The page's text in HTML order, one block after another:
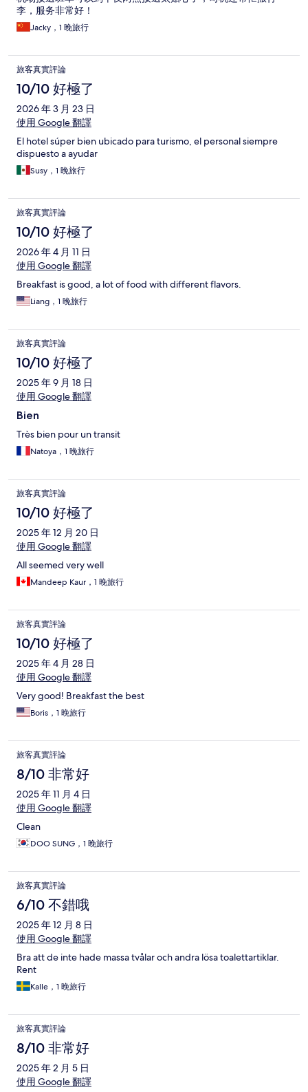
李，服务非常好！
Jacky，1 晚旅行
旅客真實評論
10/10 好極了
2026 年 3 月 23 日
使用 Google 翻譯
El hotel súper bien ubicado para turismo, el personal siempre
dispuesto a ayudar
Susy，1 晚旅行
旅客真實評論
10/10 好極了
2026 年 4 月 11 日
使用 Google 翻譯
Breakfast is good, a lot of food with different flavors.
Liang，1 晚旅行
旅客真實評論
10/10 好極了
2025 年 9 月 18 日
使用 Google 翻譯
Bien
Très bien pour un transit
Natoya，1 晚旅行
旅客真實評論
10/10 好極了
2025 年 12 月 20 日
使用 Google 翻譯
All seemed very well
Mandeep Kaur，1 晚旅行
旅客真實評論
10/10 好極了
2025 年 4 月 28 日
使用 Google 翻譯
Very good! Breakfast the best
Boris，1 晚旅行
旅客真實評論
8/10 非常好
2025 年 11 月 4 日
使用 Google 翻譯
Clean
DOO SUNG，1 晚旅行
旅客真實評論
6/10 不錯哦
2025 年 12 月 8 日
使用 Google 翻譯
Bra att de inte hade massa tvålar och andra lösa toalettartiklar.
Rent
Kalle，1 晚旅行
旅客真實評論
8/10 非常好
2025 年 2 月 5 日
使用 Google 翻譯